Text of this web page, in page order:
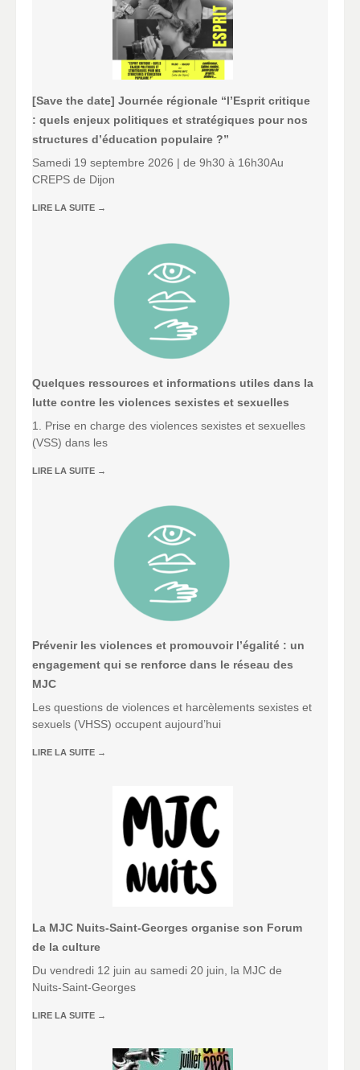
[Save the date] Journée régionale “l’Esprit critique
: quels enjeux politiques et stratégiques pour nos
structures d’éducation populaire ?”
Samedi 19 septembre 2026 | de 9h30 à 16h30Au
CREPS de Dijon
LIRE LA SUITE →
Quelques ressources et informations utiles dans la
lutte contre les violences sexistes et sexuelles
1. Prise en charge des violences sexistes et sexuelles
(VSS) dans les
LIRE LA SUITE →
Prévenir les violences et promouvoir l’égalité : un
engagement qui se renforce dans le réseau des
MJC
Les questions de violences et harcèlements sexistes et
sexuels (VHSS) occupent aujourd’hui
LIRE LA SUITE →
La MJC Nuits-Saint-Georges organise son Forum
de la culture
Du vendredi 12 juin au samedi 20 juin, la MJC de
Nuits-Saint-Georges
LIRE LA SUITE →